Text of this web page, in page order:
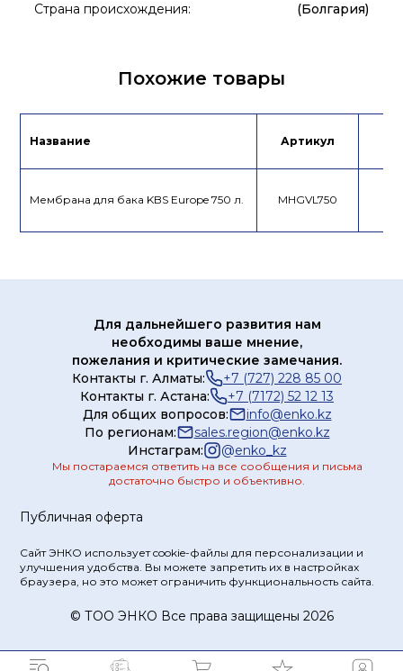
Страна происхождения: (Болгария)
Похожие товары
Название Артикул
Мембрана для бака KBS Europe 750 л. MHGVL750
Публичная оферта
Сайт ЭНКО использует cookie-файлы для персонализации и
улучшения удобства. Вы можете запретить их в настройках
браузера, но это может ограничить функциональность сайта.
© ТOO ЭНКО Все права защищены 2026
Для дальнейшего развития нам
необходимы ваше мнение,
пожелания и критические замечания.
Контакты г. Алматы:
+7 (727) 228 85 00
Контакты г. Астана:
+7 (7172) 52 12 13
Для общих вопросов:
info@enko.kz
По регионам:
sales.region@enko.kz
Инстаграм:
@enko_kz
Мы постараемся ответить на все сообщения и письма
достаточно быстро и объективно.